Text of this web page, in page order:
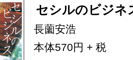
セシルのビジネ
長薗安浩
本体570円 + 税